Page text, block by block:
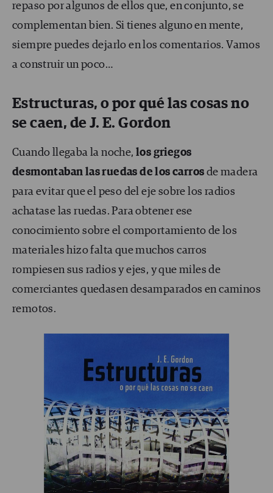
repaso por algunos de ellos que, en conjunto, se
complementan bien. Si tienes alguno en mente,
siempre puedes dejarlo en los comentarios. Vamos
a construir un poco…
Estructuras, o por qué las cosas no
se caen, de J. E. Gordon
Cuando llegaba la noche, los griegos
desmontaban las ruedas de los carros de madera
para evitar que el peso del eje sobre los radios
achatase las ruedas. Para obtener ese
conocimiento sobre el comportamiento de los
materiales hizo falta que muchos carros
rompiesen sus radios y ejes, y que miles de
comerciantes quedasen desamparados en caminos
remotos.